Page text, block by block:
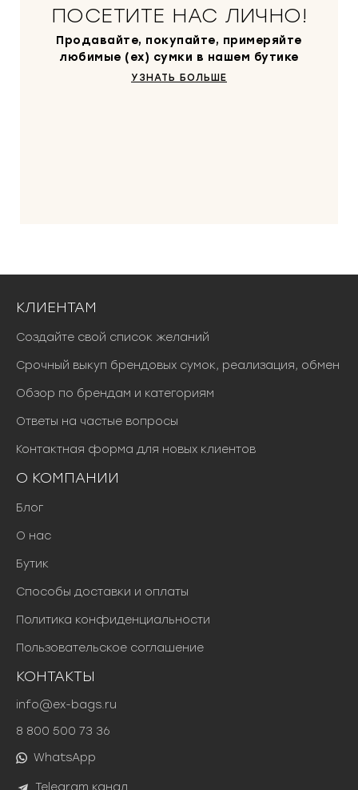
ПОСЕТИТЕ НАС ЛИЧНО!
Продавайте, покупайте, примеряйте
любимые (ex) сумки в нашем бутике
УЗНАТЬ БОЛЬШЕ
КЛИЕНТАМ
Создайте свой список желаний
Срочный выкуп брендовых сумок, реализация, обмен
Обзор по брендам и категориям
Ответы на частые вопросы
Контактная форма для новых клиентов
О КОМПАНИИ
Блог
О нас
Бутик
Способы доставки и оплаты
Политика конфиденциальности
Пользовательское соглашение
КОНТАКТЫ
info@ex-bags.ru
8 800 500 73 36
WhatsApp
Telegram канал